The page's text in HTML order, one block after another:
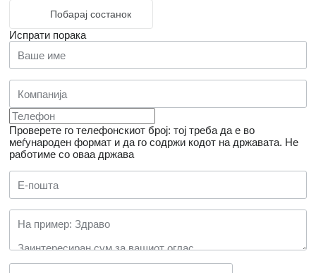
Побарај состанок
Испрати порака
Проверете го телефонскиот број: тој треба да е во
меѓународен формат и да го содржи кодот на државата. Не
работиме со оваа држава